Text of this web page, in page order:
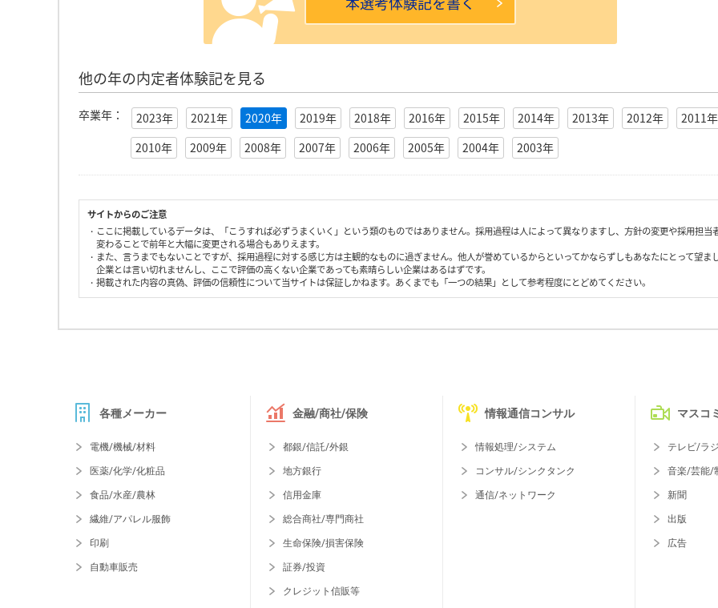
他の年の内定者体験記を見る
卒業年： 2023年 2021年 2020年 2019年 2018年 2016年 2015年 2014年 2013年 2012年
2011年
2010年
2009年 2008年 2007年 2006年 2005年 2004年 2003年
サイトからのご注意
・ここに掲載しているデータは、「こうすれば必ずうまくいく」という類のものではありません。採用過程は人によって異なりますし、方針の変更や採用担当
変わることで前年と大幅に変更される場合もありえます。
・また、言うまでもないことですが、採用過程に対する感じ方は主観的なものに過ぎません。他人が誉めているからといってかならずしもあなたにとって望ま
企業とは言い切れませんし、ここで評価の高くない企業であっても素晴らしい企業はあるはずです。
・掲載された内容の真偽、評価の信頼性について当サイトは保証しかねます。あくまでも「一つの結果」として参考程度にとどめてください。
各種メーカー
電機/機械/材料
医薬/化学/化粧品
食品/水産/農林
繊維/アパレル服飾
印刷
自動車販売
金融/商社/保険
都銀/信託/外銀
地方銀行
信用金庫
総合商社/専門商社
生命保険/損害保険
証券/投資
クレジット信販等
情報通信コンサル
情報処理/システム
コンサル/シンクタンク
通信/ネットワーク
マスコ
テレビ/ラ
音楽/芸能/
新聞
出版
広告